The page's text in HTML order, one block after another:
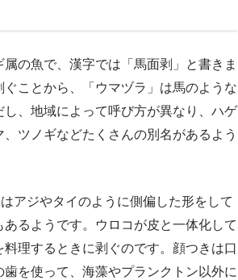
の魚で、漢字では「馬面剥」と書きま
ことから、「ウマヅラ」は馬のような
、地域によって呼び方が異なり、ハゲ
ツノギなどたくさんの別名があるよう
アジやタイのように側偏した形をして
るようです。ウロコが皮と一体化して
理するときに剥ぐのです。顔つきは口
を使って、海藻やプランクトン以外に